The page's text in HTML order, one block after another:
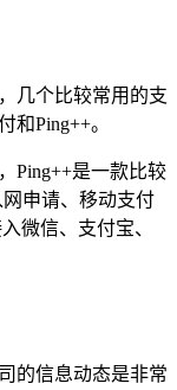
几个比较常用的支
和Ping++。
Ping++是一款比较
申请、移动支付
微信、支付宝、
的信息动态是非常